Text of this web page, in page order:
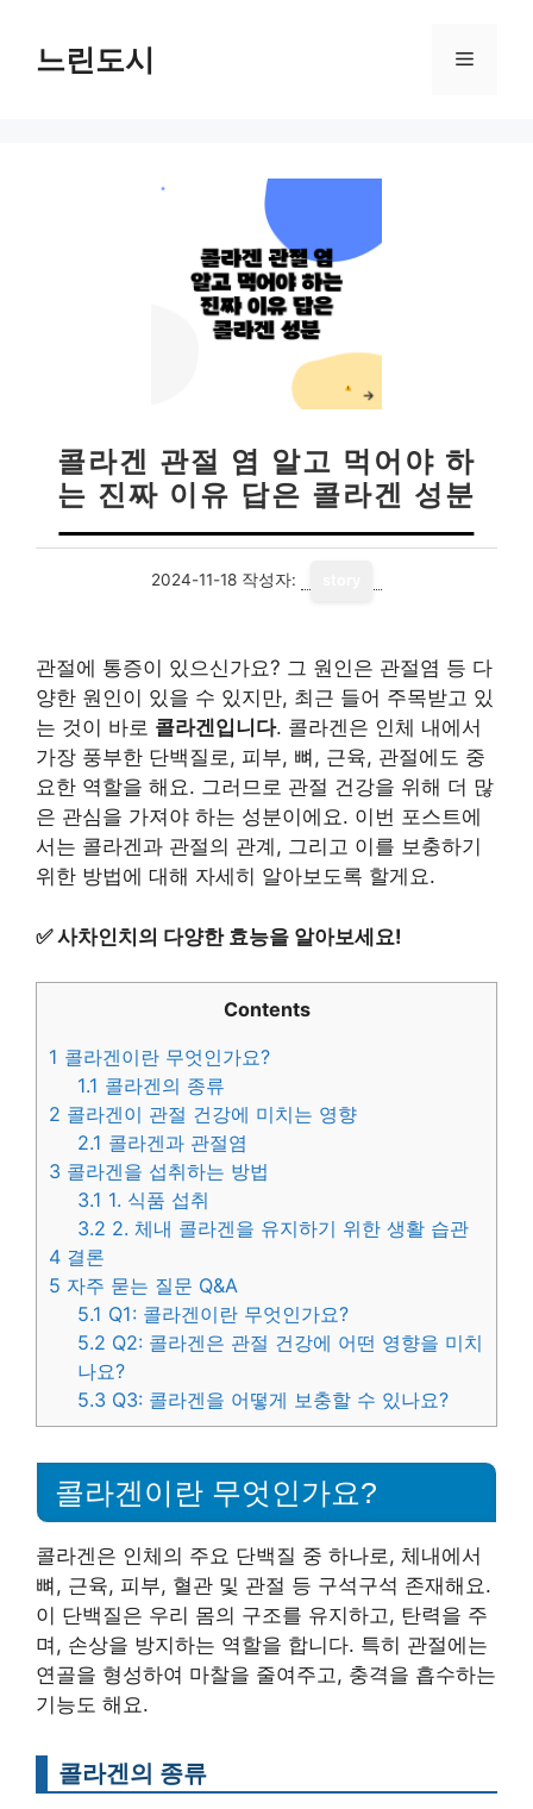
느린도시 메
콜라겐 관절 염 알고 먹어야 하
는 진짜 이유 답은 콜라겐 성분
2024-11-18 작성자:
관절에 통증이 있으신가요? 그 원인은 관절염 등 다
양한 원인이 있을 수 있지만, 최근 들어 주목받고 있
는 것이 바로 콜라겐입니다. 콜라겐은 인체 내에서
가장 풍부한 단백질로, 피부, 뼈, 근육, 관절에도 중
요한 역할을 해요. 그러므로 관절 건강을 위해 더 많
은 관심을 가져야 하는 성분이에요. 이번 포스트에
서는 콜라겐과 관절의 관계, 그리고 이를 보충하기
위한 방법에 대해 자세히 알아보도록 할게요.
✅사차인치의 다양한 효능을 알아보세요!
Contents
1 콜라겐이란 무엇인가요?
1.1 콜라겐의 종류
2 콜라겐이 관절 건강에 미치는 영향
2.1 콜라겐과 관절염
3 콜라겐을 섭취하는 방법
3.1 1. 식품 섭취
3.2 2. 체내 콜라겐을 유지하기 위한 생활 습관
4 결론
5 자주 묻는 질문 Q&A
5.1 Q1: 콜라겐이란 무엇인가요?
5.2 Q2: 콜라겐은 관절 건강에 어떤 영향을 미치
나요?
5.3 Q3: 콜라겐을 어떻게 보충할 수 있나요?
콜라겐이란 무엇인가요?
콜라겐은 인체의 주요 단백질 중 하나로, 체내에서
뼈, 근육, 피부, 혈관 및 관절 등 구석구석 존재해요.
이 단백질은 우리 몸의 구조를 유지하고, 탄력을 주
며, 손상을 방지하는 역할을 합니다. 특히 관절에는
연골을 형성하여 마찰을 줄여주고, 충격을 흡수하는
기능도 해요.
콜라겐의 종류